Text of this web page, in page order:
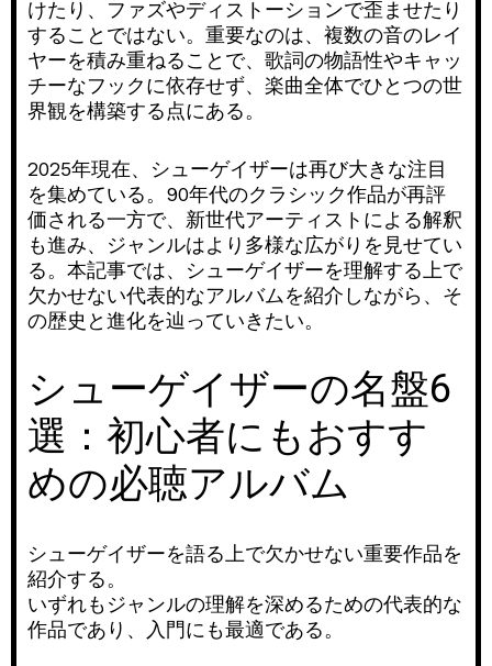
けたり、ファズやディストーションで歪ませたり
することではない。重要なのは、複数の音のレイ
ヤーを積み重ねることで、歌詞の物語性やキャッ
チーなフックに依存せず、楽曲全体でひとつの世
界観を構築する点にある。
2025年現在、シューゲイザーは再び大きな注目
を集めている。90年代のクラシック作品が再評
価される一方で、新世代アーティストによる解釈
も進み、ジャンルはより多様な広がりを見せてい
る。本記事では、シューゲイザーを理解する上で
欠かせない代表的なアルバムを紹介しながら、そ
の歴史と進化を辿っていきたい。
シューゲイザーの名盤6
選：初心者にもおすす
めの必聴アルバム
シューゲイザーを語る上で欠かせない重要作品を
紹介する。
いずれもジャンルの理解を深めるための代表的な
作品であり、入門にも最適である。